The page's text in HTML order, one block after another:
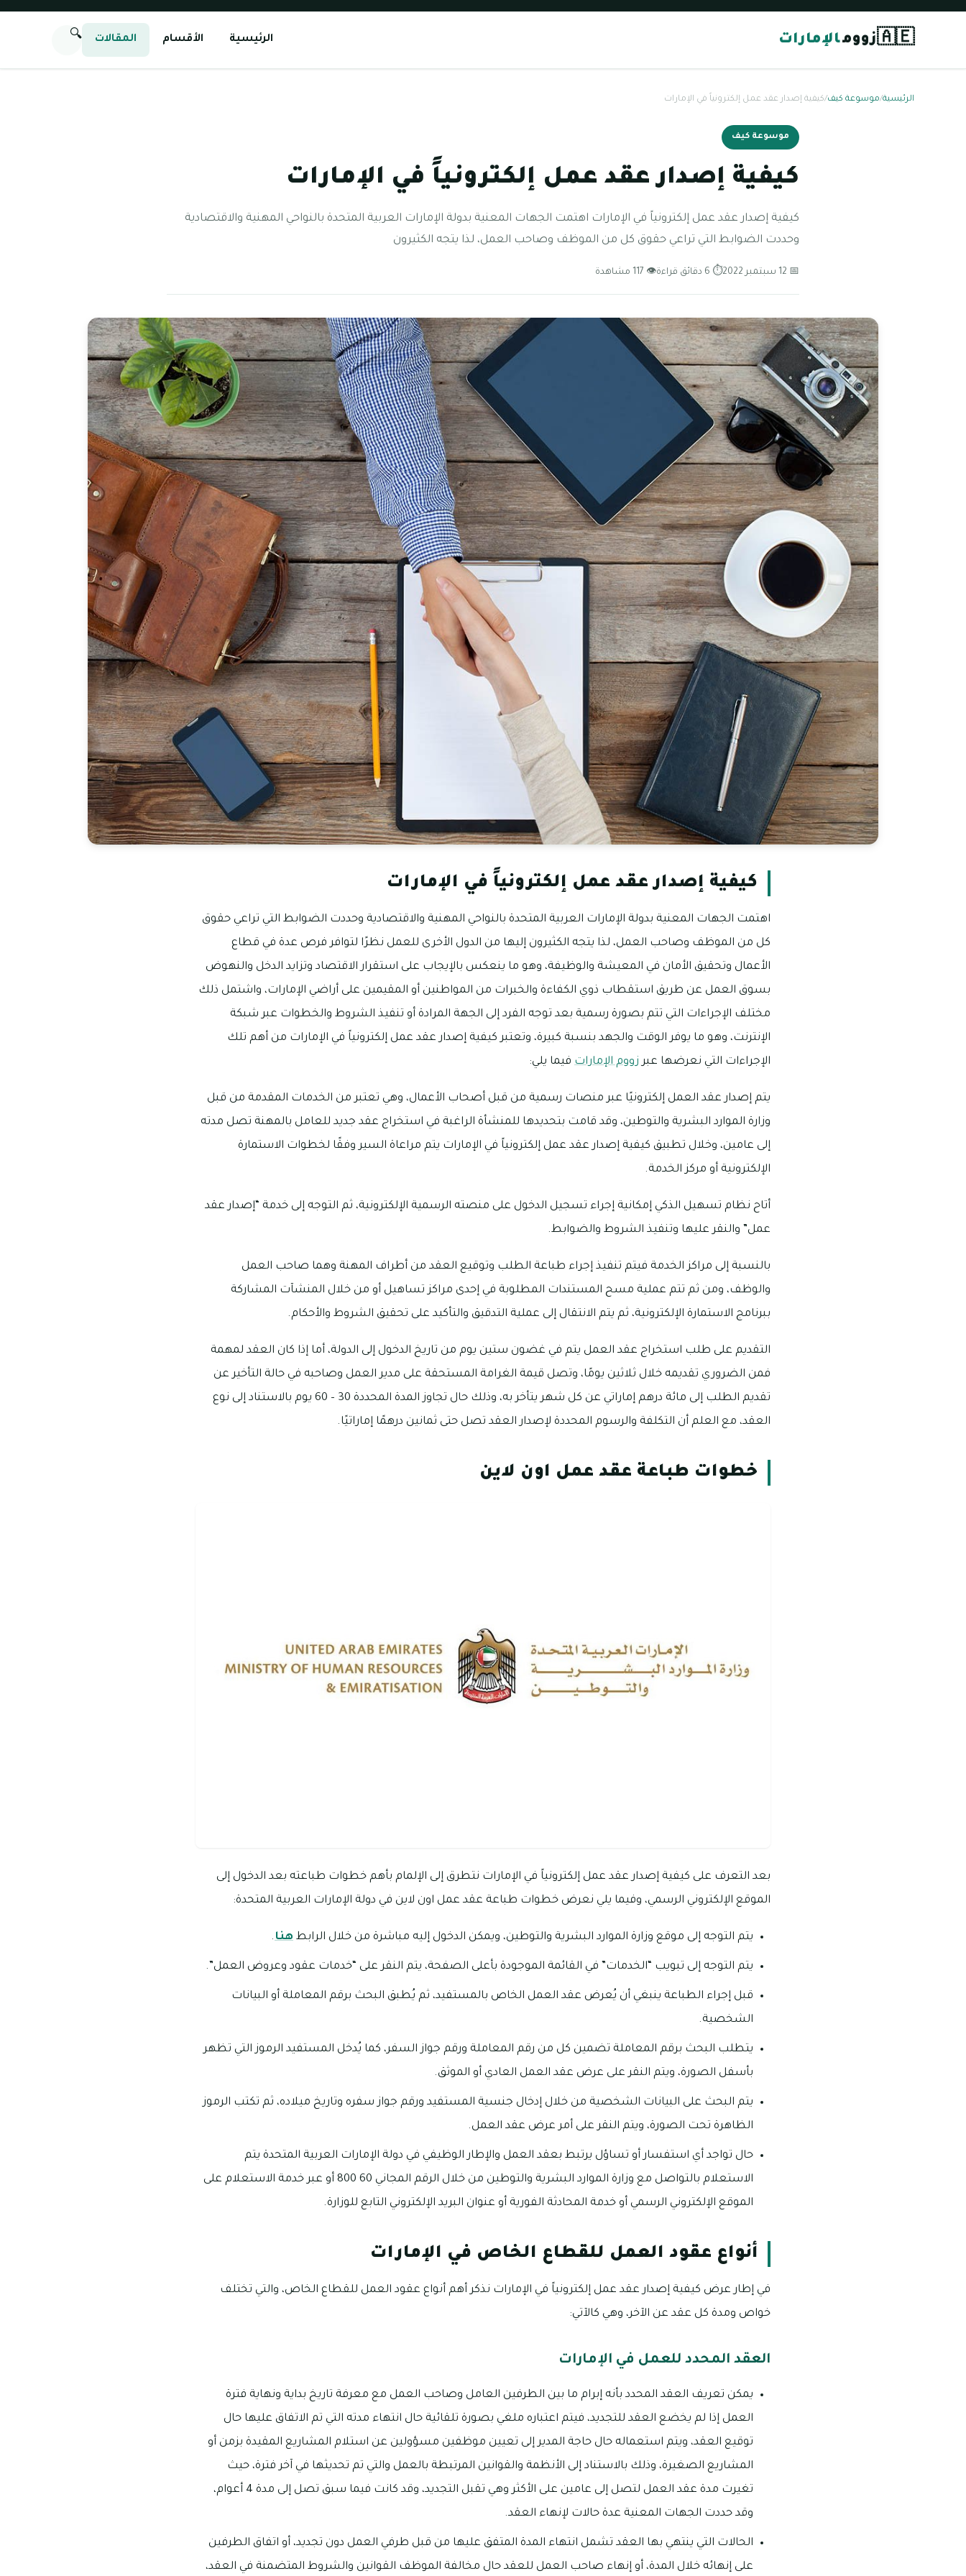
🇦🇪زوومالإمارات الرئيسية الأقسام المقالات 🔍
الرئيسية/موسوعة كيف/كيفية إصدار عقد عمل إلكترونياً في الإمارات
موسوعة كيف
كيفية إصدار عقد عمل إلكترونياً في الإمارات
كيفية إصدار عقد عمل إلكترونياً في الإمارات اهتمت الجهات المعنية بدولة الإمارات العربية المتحدة بالنواحي المهنية والاقتصادية
وحددت الضوابط التي تراعي حقوق كل من الموظف وصاحب العمل، لذا يتجه الكثيرون
📅 12 سبتمبر 2022 ⏱ 6 دقائق قراءة 👁 117 مشاهدة
كيفية إصدار عقد عمل إلكترونياً في الإمارات
اهتمت الجهات المعنية بدولة الإمارات العربية المتحدة بالنواحي المهنية والاقتصادية وحددت الضوابط التي تراعي حقوق
كل من الموظف وصاحب العمل، لذا يتجه الكثيرون إليها من الدول الأخرى للعمل نظرًا لتوافر فرص عدة في قطاع
الأعمال وتحقيق الأمان في المعيشة والوظيفة، وهو ما ينعكس بالإيجاب على استقرار الاقتصاد وتزايد الدخل والنهوض
بسوق العمل عن طريق استقطاب ذوي الكفاءة والخبرات من المواطنين أو المقيمين على أراضي الإمارات، واشتمل ذلك
مختلف الإجراءات التي تتم بصورة رسمية بعد توجه الفرد إلى الجهة المرادة أو تنفيذ الشروط والخطوات عبر شبكة
الإنترنت، وهو ما يوفر الوقت والجهد بنسبة كبيرة، وتعتبر كيفية إصدار عقد عمل إلكترونياً في الإمارات من أهم تلك
الإجراءات التي نعرضها عبر زووم الإمارات فيما يلي:
يتم إصدار عقد العمل إلكترونيًا عبر منصات رسمية من قبل أصحاب الأعمال، وهي تعتبر من الخدمات المقدمة من قبل
وزارة الموارد البشرية والتوطين، وقد قامت بتحديدها للمنشأة الراغبة في استخراج عقد جديد للعامل بالمهنة تصل مدته
إلى عامين، وخلال تطبيق كيفية إصدار عقد عمل إلكترونياً في الإمارات يتم مراعاة السير وفقًا لخطوات الاستمارة
الإلكترونية أو مركز الخدمة.
أتاح نظام تسهيل الذكي إمكانية إجراء تسجيل الدخول على منصته الرسمية الإلكترونية، ثم التوجه إلى خدمة “إصدار عقد
عمل” والنقر عليها وتنفيذ الشروط والضوابط.
بالنسبة إلى مراكز الخدمة فيتم تنفيذ إجراء طباعة الطلب وتوقيع العقد من أطراف المهنة وهما صاحب العمل
والوظف، ومن ثم تتم عملية مسح المستندات المطلوبة في إحدى مراكز تساهيل أو من خلال المنشآت المشاركة
ببرنامج الاستمارة الإلكترونية، ثم يتم الانتقال إلى عملية التدقيق والتأكيد على تحقيق الشروط والأحكام.
التقديم على طلب استخراج عقد العمل يتم في غضون ستين يوم من تاريخ الدخول إلى الدولة، أما إذا كان العقد لمهمة
فمن الضروري تقديمه خلال ثلاثين يومًا، وتصل قيمة الغرامة المستحقة على مدير العمل وصاحبه في حالة التأخير عن
تقديم الطلب إلى مائة درهم إماراتي عن كل شهر يتأخر به، وذلك حال تجاوز المدة المحددة 30 – 60 يوم بالاستناد إلى نوع
العقد، مع العلم أن التكلفة والرسوم المحددة لإصدار العقد تصل حتى ثمانين درهمًا إماراتيًا.
خطوات طباعة عقد عمل اون لاين
بعد التعرف على كيفية إصدار عقد عمل إلكترونياً في الإمارات نتطرق إلى الإلمام بأهم خطوات طباعته بعد الدخول إلى
الموقع الإلكتروني الرسمي، وفيما يلي نعرض خطوات طباعة عقد عمل اون لاين في دولة الإمارات العربية المتحدة:
يتم التوجه إلى موقع وزارة الموارد البشرية والتوطين، ويمكن الدخول إليه مباشرة من خلال الرابط هنا.
يتم التوجه إلى تبويب “الخدمات” في القائمة الموجودة بأعلى الصفحة، يتم النقر على “خدمات عقود وعروض العمل”.
قبل إجراء الطباعة ينبغي أن يُعرض عقد العمل الخاص بالمستفيد، ثم يُطبق البحث برقم المعاملة أو البيانات
الشخصية.
يتطلب البحث برقم المعاملة تضمين كل من رقم المعاملة ورقم جواز السفر، كما يُدخل المستفيد الرموز التي تظهر
بأسفل الصورة، ويتم النقر على عرض عقد العمل العادي أو الموثق.
يتم البحث على البيانات الشخصية من خلال إدخال جنسية المستفيد ورقم جواز سفره وتاريخ ميلاده، ثم تكتب الرموز
الظاهرة تحت الصورة، ويتم النقر على أمر عرض عقد العمل.
حال تواجد أي استفسار أو تساؤل يرتبط بعقد العمل والإطار الوظيفي في دولة الإمارات العربية المتحدة يتم
الاستعلام بالتواصل مع وزارة الموارد البشرية والتوطين من خلال الرقم المجاني 60 800 أو عبر خدمة الاستعلام على
الموقع الإلكتروني الرسمي أو خدمة المحادثة الفورية أو عنوان البريد الإلكتروني التابع للوزارة.
أنواع عقود العمل للقطاع الخاص في الإمارات
في إطار عرض كيفية إصدار عقد عمل إلكترونياً في الإمارات نذكر أهم أنواع عقود العمل للقطاع الخاص، والتي تختلف
خواص ومدة كل عقد عن الآخر، وهي كالآتي:
العقد المحدد للعمل في الإمارات
يمكن تعريف العقد المحدد بأنه إبرام ما بين الطرفين العامل وصاحب العمل مع معرفة تاريخ بداية ونهاية فترة
العمل إذا لم يخضع العقد للتجديد، فيتم اعتباره ملغي بصورة تلقائية حال انتهاء مدته التي تم الاتفاق عليها حال
توقيع العقد، ويتم استعماله حال حاجة المدير إلى تعيين موظفين مسؤولين عن استلام المشاريع المقيدة بزمن أو
المشاريع الصغيرة، وذلك بالاستناد إلى الأنظمة والقوانين المرتبطة بالعمل والتي تم تحديثها في آخر فترة، حيث
تغيرت مدة عقد العمل لتصل إلى عامين على الأكثر وهي تقبل التجديد، وقد كانت فيما سبق تصل إلى مدة 4 أعوام،
وقد حددت الجهات المعنية عدة حالات لإنهاء العقد.
الحالات التي ينتهي بها العقد تشمل انتهاء المدة المتفق عليها من قبل طرفي العمل دون تجديد، أو اتفاق الطرفين
على إنهائه خلال المدة، أو إنهاء صاحب العمل للعقد حال مخالفة الموظف القوانين والشروط المتضمنة في العقد،